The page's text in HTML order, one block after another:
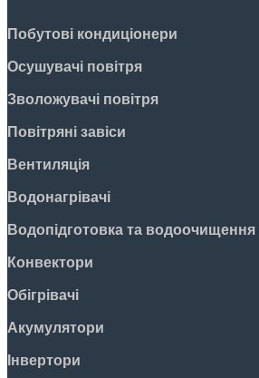
Побутові кондиціонери
Осушувачі повітря
Зволожувачі повітря
Повітряні завіси
Вентиляція
Водонагрівачі
Водопідготовка та водоочищення
Конвектори
Обігрівачі
Акумулятори
Інвертори